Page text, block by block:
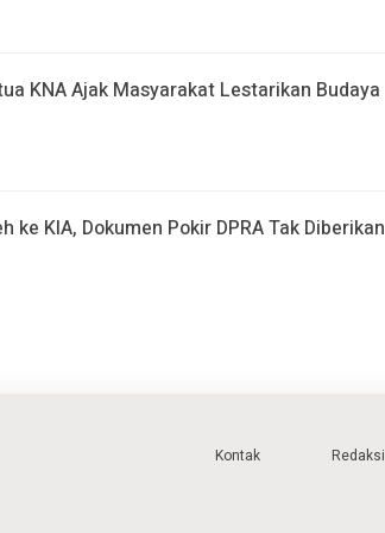
KNA Ajak Masyarakat Lestarikan Budaya
ke KIA, Dokumen Pokir DPRA Tak Diberikan
Kontak Redaksi